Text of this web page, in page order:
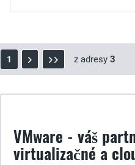
1 z adresy 3
VMware - váš
virtualizačné a